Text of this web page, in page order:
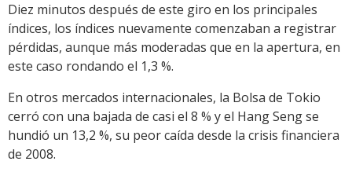
Diez minutos después de este giro en los principales
índices, los índices nuevamente comenzaban a registrar
pérdidas, aunque más moderadas que en la apertura, en
este caso rondando el 1,3 %.
En otros mercados internacionales, la Bolsa de Tokio
cerró con una bajada de casi el 8 % y el Hang Seng se
hundió un 13,2 %, su peor caída desde la crisis financiera
de 2008.